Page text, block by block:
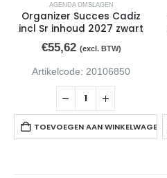
AGENDA OMSLAGEN
Organizer Succes Cadiz
incl Sr inhoud 2027 zwart
€55,62 (excl. BTW)
Artikelcode: 20106850
TOEVOEGEN AAN WINKELWAGEN